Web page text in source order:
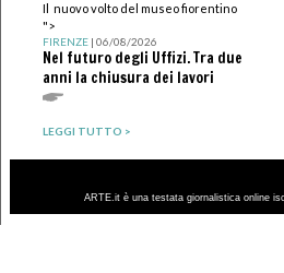
Il nuovo volto del museo fiorentino
">
FIRENZE| 06/08/2026
Nel futuro degli Uffizi. Tra due
anni la chiusura dei lavori
LEGGI TUTTO >
ARTE.it è una testata giornalistica online